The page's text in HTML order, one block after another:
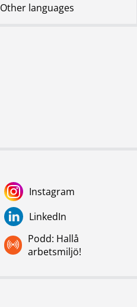
Other languages
Instagram
LinkedIn
Podd: Hallå
arbetsmiljö!